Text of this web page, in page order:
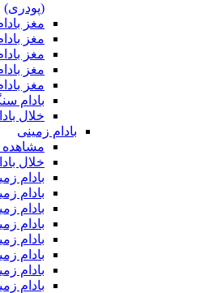
(پودری)
مغز
مغز
مغز
مغز
مغز
بادام
خلال
بادام زمینی
مشاهده
خلال
بادام
بادام
بادام
بادام
بادام
بادام
بادام
بادام